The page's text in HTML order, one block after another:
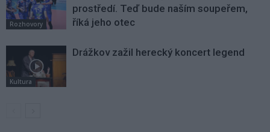
Rozhovory
prostředí. Teď bude naším soupeřem,
říká jeho otec
Kultura
Drážkov zažil herecký koncert legend